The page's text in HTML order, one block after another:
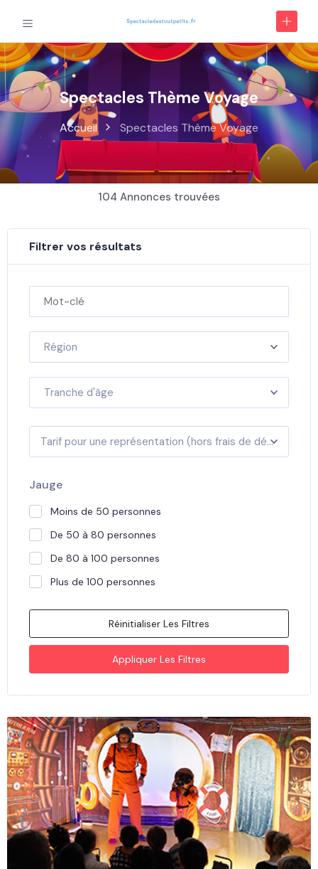
Spectacles Thème Voyage
Accueil Spectacles Thème Voyage
104 Annonces trouvées
Filtrer vos résultats
Région
Tranche d'âge
Tarif pour une représentation (hors frais de déplacement)
Jauge
Moins de 50 personnes
De 50 à 80 personnes
De 80 à 100 personnes
Plus de 100 personnes
Réinitialiser Les Filtres
Appliquer Les Filtres